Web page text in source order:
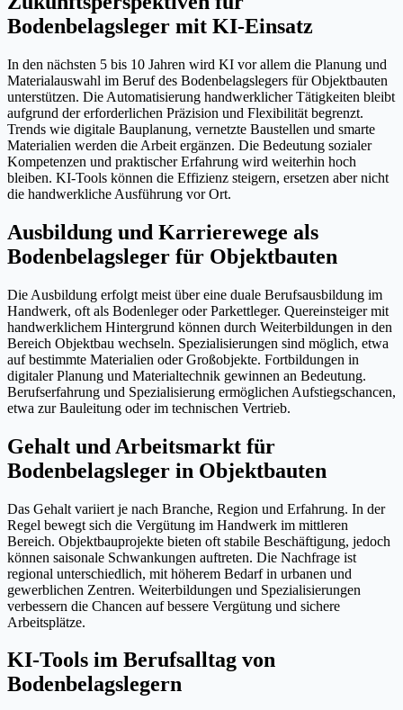
Bodenbelagsleger mit KI-Einsatz
In den nächsten 5 bis 10 Jahren wird KI vor allem die Planung und
Materialauswahl im Beruf des Bodenbelagslegers für Objektbauten
unterstützen. Die Automatisierung handwerklicher Tätigkeiten bleibt
aufgrund der erforderlichen Präzision und Flexibilität begrenzt.
Trends wie digitale Bauplanung, vernetzte Baustellen und smarte
Materialien werden die Arbeit ergänzen. Die Bedeutung sozialer
Kompetenzen und praktischer Erfahrung wird weiterhin hoch
bleiben. KI-Tools können die Effizienz steigern, ersetzen aber nicht
die handwerkliche Ausführung vor Ort.
Ausbildung und Karrierewege als
Bodenbelagsleger für Objektbauten
Die Ausbildung erfolgt meist über eine duale Berufsausbildung im
Handwerk, oft als Bodenleger oder Parkettleger. Quereinsteiger mit
handwerklichem Hintergrund können durch Weiterbildungen in den
Bereich Objektbau wechseln. Spezialisierungen sind möglich, etwa
auf bestimmte Materialien oder Großobjekte. Fortbildungen in
digitaler Planung und Materialtechnik gewinnen an Bedeutung.
Berufserfahrung und Spezialisierung ermöglichen Aufstiegschancen,
etwa zur Bauleitung oder im technischen Vertrieb.
Gehalt und Arbeitsmarkt für
Bodenbelagsleger in Objektbauten
Das Gehalt variiert je nach Branche, Region und Erfahrung. In der
Regel bewegt sich die Vergütung im Handwerk im mittleren
Bereich. Objektbauprojekte bieten oft stabile Beschäftigung, jedoch
können saisonale Schwankungen auftreten. Die Nachfrage ist
regional unterschiedlich, mit höherem Bedarf in urbanen und
gewerblichen Zentren. Weiterbildungen und Spezialisierungen
verbessern die Chancen auf bessere Vergütung und sichere
Arbeitsplätze.
KI-Tools im Berufsalltag von
Bodenbelagslegern